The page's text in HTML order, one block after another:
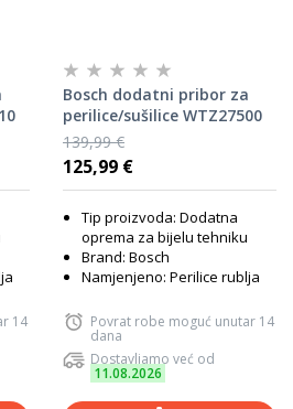
14
Bosch dodatni pribor za
perilice/sušilice WTZ27500
139,99 €
125,99 €
Tip proizvoda: Dodatna
oprema za bijelu tehniku
Brand: Bosch
Namjenjeno: Perilice rublja
Povrat robe moguć unutar 14
dana
Dostavljamo već od
11.08.2026